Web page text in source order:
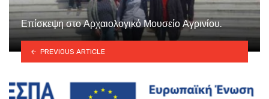
Επίσκεψη στο Αρχαιολογικό Μουσείο Αγρινίου.
PREVIOUS ARTICLE